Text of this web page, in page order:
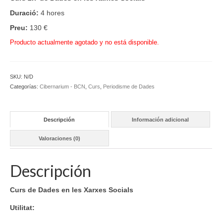
Duració: 4 hores
Preu: 130 €
Producto actualmente agotado y no está disponible.
SKU: N/D
Categorías: Cibernarium - BCN Curs Periodisme de Dades
Descripción Información adicional
Valoraciones (0)
Descripción
Curs de Dades en les Xarxes Socials
Utilitat: